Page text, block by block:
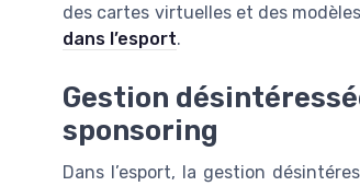
des cartes virtuelles et des
dans l’esport.
Gestion
sponsoring
Dans l’esport, la gestion